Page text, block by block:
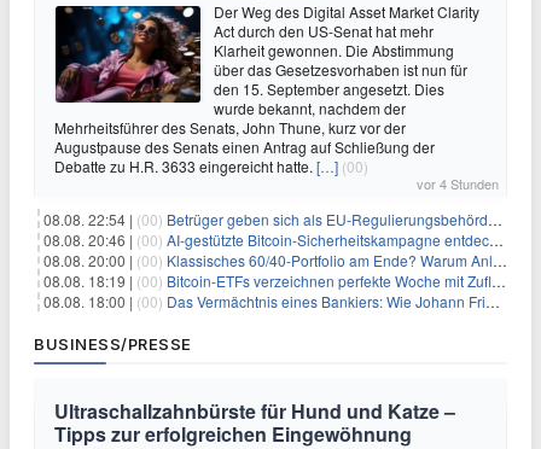
Der Weg des Digital Asset Market Clarity
Act durch den US-Senat hat mehr
Klarheit gewonnen. Die Abstimmung
über das Gesetzesvorhaben ist nun für
den 15. September angesetzt. Dies
wurde bekannt, nachdem der
Mehrheitsführer des Senats, John Thune, kurz vor der
Augustpause des Senats einen Antrag auf Schließung der
Debatte zu H.R. 3633 eingereicht hatte. […] (00)
vor 4 Stunden
08.08. 22:54 | (00) Betrüger geben sich als EU-Regulierungsbehörden aus, um Krypto-Nutzer nach MiCA-Deadline ins Visier zu nehmen
08.08. 20:46 | (00) AI-gestützte Bitcoin-Sicherheitskampagne entdeckt fast 5.000 Softwareprobleme in 390 Projekten
08.08. 20:00 | (00) Klassisches 60/40-Portfolio am Ende? Warum Anleger jetzt radikal umdenken müssen
08.08. 18:19 | (00) Bitcoin-ETFs verzeichnen perfekte Woche mit Zuflüssen auf 3-Monats-Hoch
08.08. 18:00 | (00) Das Vermächtnis eines Bankiers: Wie Johann Friedrich Städel sein Imperium unsterblich machte
BUSINESS/PRESSE
Ultraschallzahnbürste für Hund und Katze –
Tipps zur erfolgreichen Eingewöhnung